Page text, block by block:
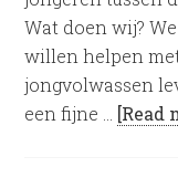
Wat doen wij?
willen helpen
jongvolwassen
een fijne … [Read